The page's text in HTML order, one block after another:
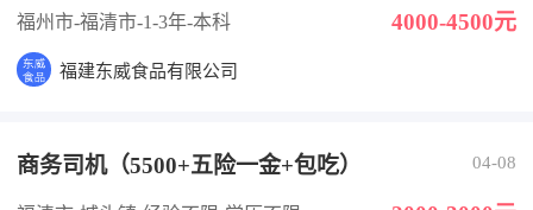
福州市-福清市-1-3年-本科 4000-4500元
福建东威食品有限公司
商务司机（5500+五险一金+包吃） 04-08